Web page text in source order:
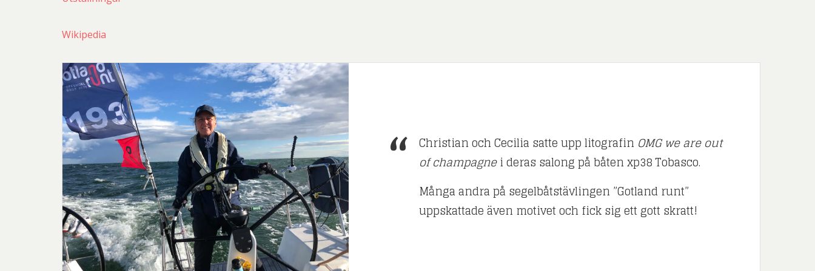
Wikipedia
Christian och Cecilia satte upp litografin OMG we are out
of champagnei deras salong på båten xp38 Tobasco.
Många andra på segelbåtstävlingen ”Gotland runt”
uppskattade även motivet och fick sig ett gott skratt!